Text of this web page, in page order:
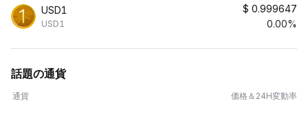
USD1
USD1
$ 0.999647
0.00%
話題の通貨
通貨 価格＆24H変動率